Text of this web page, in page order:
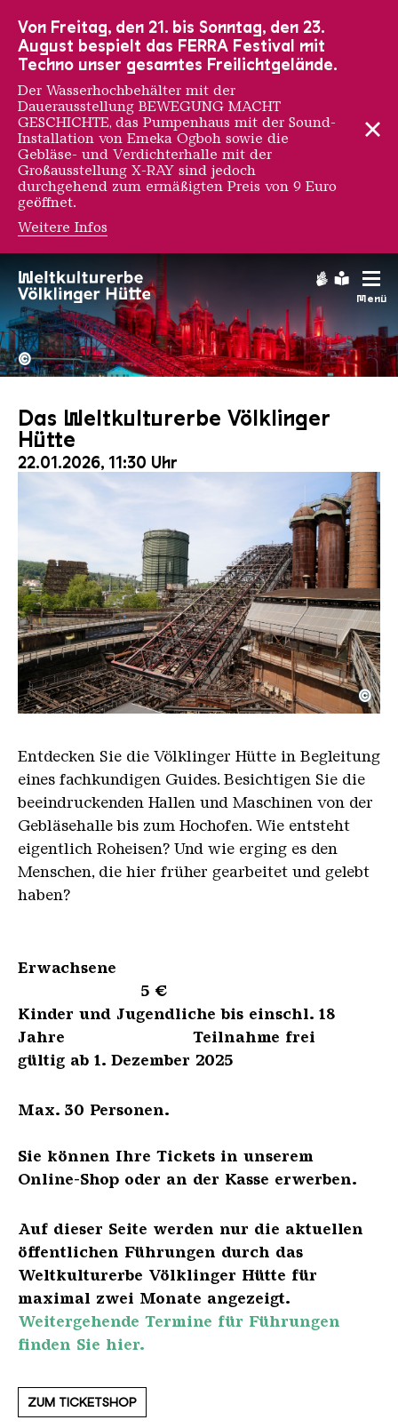
Menü
Hochofengruppe in Rot
Copyright:
©
Das Weltkulturerbe Völklinger
Hütte
22.01.2026, 11:30 Uhr
Der Erzschrägaufzug der Völklinger Hütte mit
Copyright: Weltkulturerbe Völklinger Hütte | Karl
©
Entdecken Sie die Völklinger Hütte in Begleitung
eines fachkundigen Guides. Besichtigen Sie die
beeindruckenden Hallen und Maschinen von der
Gebläsehalle bis zum Hochofen. Wie entsteht
eigentlich Roheisen? Und wie erging es den
Menschen, die hier früher gearbeitet und gelebt
haben?
Erwachsene
5 €
Kinder und Jugendliche bis einschl. 18
Jahre Teilnahme frei
gültig ab 1. Dezember 2025
Max. 30 Personen.
Sie können Ihre Tickets in unserem
Online-Shop oder an der Kasse erwerben.
Auf dieser Seite werden nur die aktuellen
öffentlichen Führungen durch das
Weltkulturerbe Völklinger Hütte für
maximal zwei Monate angezeigt.
Weitergehende Termine für Führungen
finden Sie hier.
ZUM TICKETSHOP
Von Freitag, den 21. bis Sonntag, den 23.
August bespielt das FERRA Festival mit
Techno unser gesamtes Freilichtgelände.
Der Wasserhochbehälter mit der
Dauerausstellung BEWEGUNG MACHT
GESCHICHTE, das Pumpenhaus mit der Sound-
Installation von Emeka Ogboh sowie die
Gebläse- und Verdichterhalle mit der
Großausstellung X-RAY sind jedoch
durchgehend zum ermäßigten Preis von 9 Euro
geöffnet.
Weitere Infos